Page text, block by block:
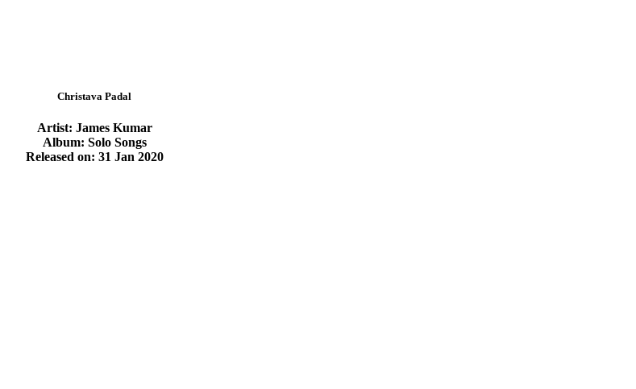
Christava Padal
Artist: James Kumar
Album: Solo Songs
Released on: 31 Jan 2020